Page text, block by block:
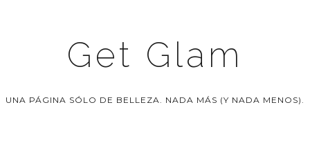
Get Glam
UNA PÁGINA SÓLO DE BELLEZA. NADA MÁS (Y NADA MENOS).